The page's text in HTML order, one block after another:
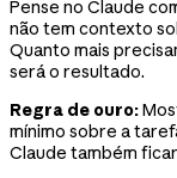
Pense no Claude
não tem contexto
Quanto mais
será o resultado.
Regra de ouro:
mínimo sobre a
Claude também